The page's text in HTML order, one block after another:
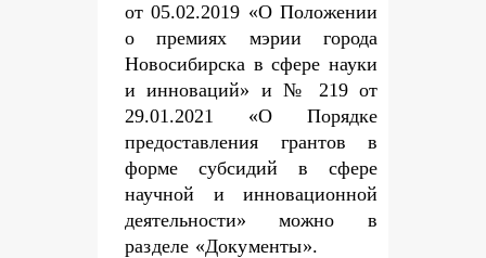
от 05.02.2019 «О Положении
о премиях мэрии города
Новосибирска в сфере науки
и инноваций» и № 219 от
29.01.2021 «О Порядке
предоставления грантов в
форме субсидий в сфере
научной и инновационной
деятельности» можно в
разделе «Документы».